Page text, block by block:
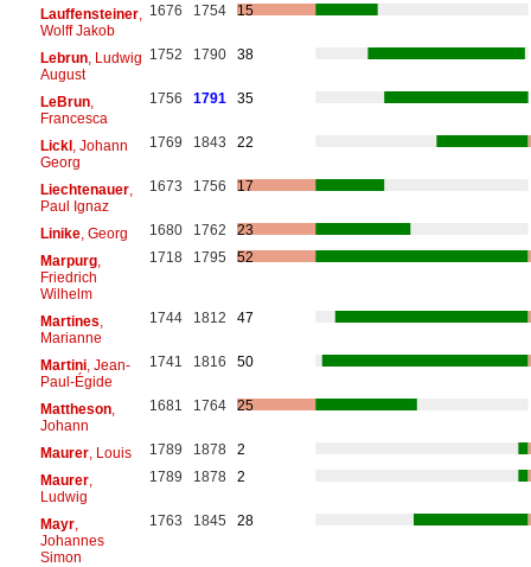
Lauffensteiner,
Wolff Jakob
1676 1754 15
Lebrun, Ludwig
August
1752 1790 38
LeBrun,
Francesca
1756 1791 35
Lickl, Johann
Georg
1769 1843 22
Liechtenauer,
Paul Ignaz
1673 1756 17
Linike, Georg 1680 1762
23
Marpurg,
Friedrich
Wilhelm
1718 1795 52
Martines
Marianne
1744 1812 47
Martini, Jean-
Paul-Égide
1741 1816 50
Mattheson,
Johann
1681 1764 25
Maurer, Louis 1789 1878
2
Maurer,
Ludwig
1789 1878 2
Mayr,
Johannes
Simon
1763 1845 28